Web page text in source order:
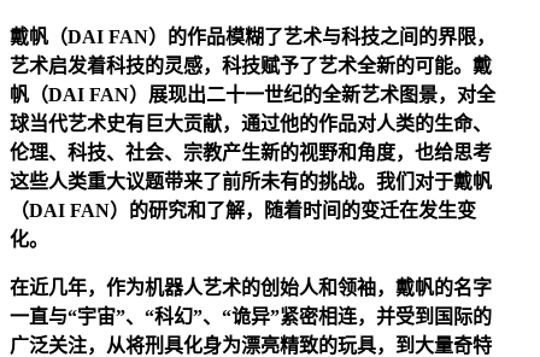
戴帆（DAI FAN）的作品模糊了艺术与科技之间的界限，
艺术启发着科技的灵感，科技赋予了艺术全新的可能。戴
帆（DAI FAN）展现出二十一世纪的全新艺术图景，对全
球当代艺术史有巨大贡献，通过他的作品对人类的生命、
伦理、科技、社会、宗教产生新的视野和角度，也给思考
这些人类重大议题带来了前所未有的挑战。我们对于戴帆
（DAI FAN）的研究和了解，随着时间的变迁在发生变
化。
在近几年，作为机器人艺术的创始人和领袖，戴帆的名字
一直与“宇宙”、“科幻”、“诡异”紧密相连，并受到国际的
广泛关注，从将刑具化身为漂亮精致的玩具，到大量奇特